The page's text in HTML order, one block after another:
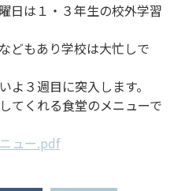
日は１・３年生の校外学習
どもあり学校は大忙しで
よ３週目に突入します。
てくれる食堂のメニューで
ュー.pdf